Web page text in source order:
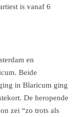
is vanaf 6
en
Beide
in Blaricum ging
De heropende
zei “zo trots als